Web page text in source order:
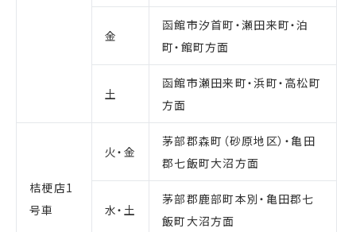
金
函館市汐首町・瀬田来町・泊
町・館町方面
土
函館市瀬田来町・浜町・高松町
方面
桔梗店1
号車
火・金
茅部郡森町（砂原地区）・亀田
郡七飯町大沼方面
水・土
茅部郡鹿部町本別・亀田郡七
飯町大沼方面